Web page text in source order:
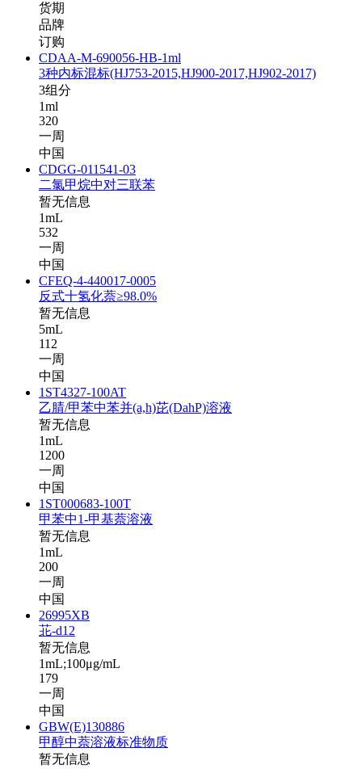
货期
品牌
订购
CDAA-M-690056-HB-1ml
3种内标混标(HJ753-2015,HJ900-2017,HJ902-2017)
3组分
1ml
320
一周
中国
CDGG-011541-03
二氯甲烷中对三联苯
暂无信息
1mL
532
一周
中国
CFEQ-4-440017-0005
反式十氢化萘≥98.0%
暂无信息
5mL
112
一周
中国
1ST4327-100AT
乙腈/甲苯中苯并(a,h)芘(DahP)溶液
暂无信息
1mL
1200
一周
中国
1ST000683-100T
甲苯中1-甲基萘溶液
暂无信息
1mL
200
一周
中国
26995XB
苝-d12
暂无信息
1mL;100μg/mL
179
一周
中国
GBW(E)130886
甲醇中萘溶液标准物质
暂无信息